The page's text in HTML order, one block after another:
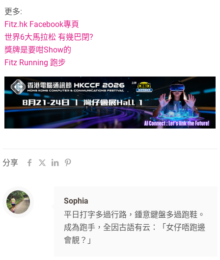
更多:
Fitz.hk Facebook專頁
世界6大馬拉松 有幾巴閉?
獎牌是要咁Show的
Fitz Running 跑步
分享
Sophia
平日打字多過行路，鍾意鍵盤多過跑鞋。
成為跑手，全因古語有云：「女仔唔跑邊
會靚？」